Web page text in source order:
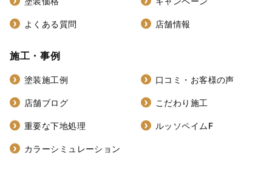
よくある質問 店舗情報
施工・事例
塗装施工例 口コミ・お客様の声
店舗ブログ こだわり施工
重要な下地処理 ルッソペイムF
カラーシミュレーション